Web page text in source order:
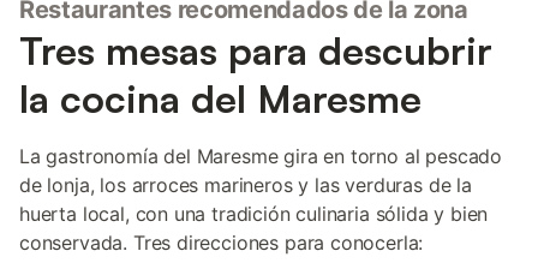
Restaurantes recomendados de la zona
Tres mesas para descubrir
la cocina del Maresme
La gastronomía del Maresme gira en torno al pescado
de lonja, los arroces marineros y las verduras de la
huerta local, con una tradición culinaria sólida y bien
conservada. Tres direcciones para conocerla: